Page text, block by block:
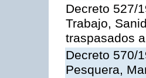
Decreto 527/
Trabajo,
traspasados
Decreto 570/
Pesquera,